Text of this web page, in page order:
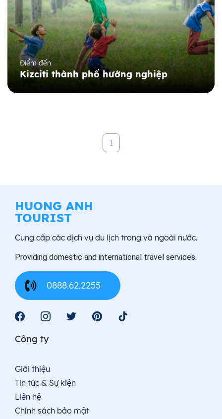
Điểm đến
Kizciti thành phố hướng nghiệp
1
HUONG ANH
TOURIST
Cung cấp các dịch vụ du lịch trong và ngoài nước.
Providing domestic and international travel services.
0888.62.2255
Công ty
Giới thiệu
Tin tức & Sự kiện
Liên hệ
Chính sách bảo mật